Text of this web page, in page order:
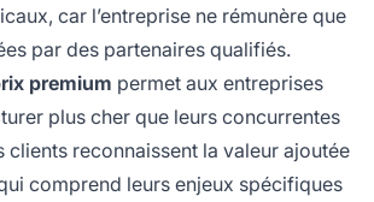
car l’entreprise ne rémunère que
par des partenaires qualifiés.
premium permet aux entreprises
plus cher que leurs concurrentes
clients reconnaissent la valeur ajoutée
comprend leurs enjeux spécifiques